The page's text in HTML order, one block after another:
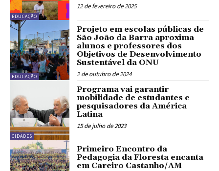
EDUCAÇÃO
12 de fevereiro de 2025
EDUCAÇÃO
Projeto em escolas públicas de
São João da Barra aproxima
alunos e professores dos
Objetivos de Desenvolvimento
Sustentável da ONU
2 de outubro de 2024
CIDADES
Programa vai garantir
mobilidade de estudantes e
pesquisadores da América
Latina
15 de julho de 2023
Primeiro Encontro da
Pedagogia da Floresta encanta
em Careiro Castanho/AM